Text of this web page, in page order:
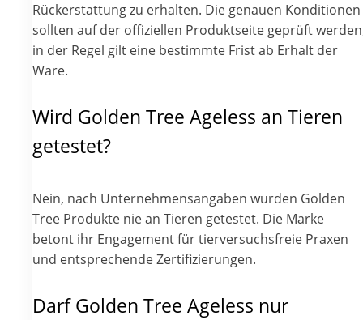
Rückerstattung zu erhalten. Die genauen Konditionen
sollten auf der offiziellen Produktseite geprüft
in der Regel gilt eine bestimmte Frist ab Erhalt der
Ware.
Wird Golden Tree Ageless an Tieren
getestet?
Nein, nach Unternehmensangaben wurden Golden
Tree Produkte nie an Tieren getestet. Die Marke
betont ihr Engagement für tierversuchsfreie Praxen
und entsprechende Zertifizierungen.
Darf Golden Tree Ageless nur